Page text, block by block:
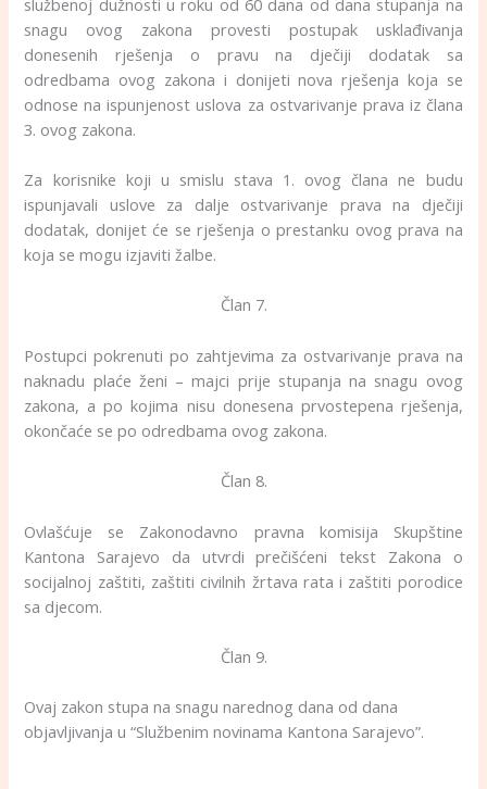
snagu ovog zakona provesti postupak usklađivanja
donesenih rješenja o pravu na dječiji dodatak sa
odredbama ovog zakona i donijeti nova rješenja koja se
odnose na ispunjenost uslova za ostvarivanje prava iz člana
3. ovog zakona.
Za korisnike koji u smislu stava 1. ovog člana ne budu
ispunjavali uslove za dalje ostvarivanje prava na dječiji
dodatak, donijet će se rješenja o prestanku ovog prava na
koja se mogu izjaviti žalbe.
Član 7.
Postupci pokrenuti po zahtjevima za ostvarivanje prava na
naknadu plaće ženi – majci prije stupanja na snagu ovog
zakona, a po kojima nisu donesena prvostepena rješenja,
okončaće se po odredbama ovog zakona.
Član 8.
Ovlašćuje se Zakonodavno pravna komisija Skupštine
Kantona Sarajevo da utvrdi prečišćeni tekst Zakona o
socijalnoj zaštiti, zaštiti civilnih žrtava rata i zaštiti porodice
sa djecom.
Član 9.
Ovaj zakon stupa na snagu narednog dana od dana
objavljivanja u “Službenim novinama Kantona Sarajevo”.